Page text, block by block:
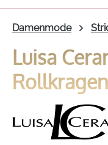
Damenmode
Luisa